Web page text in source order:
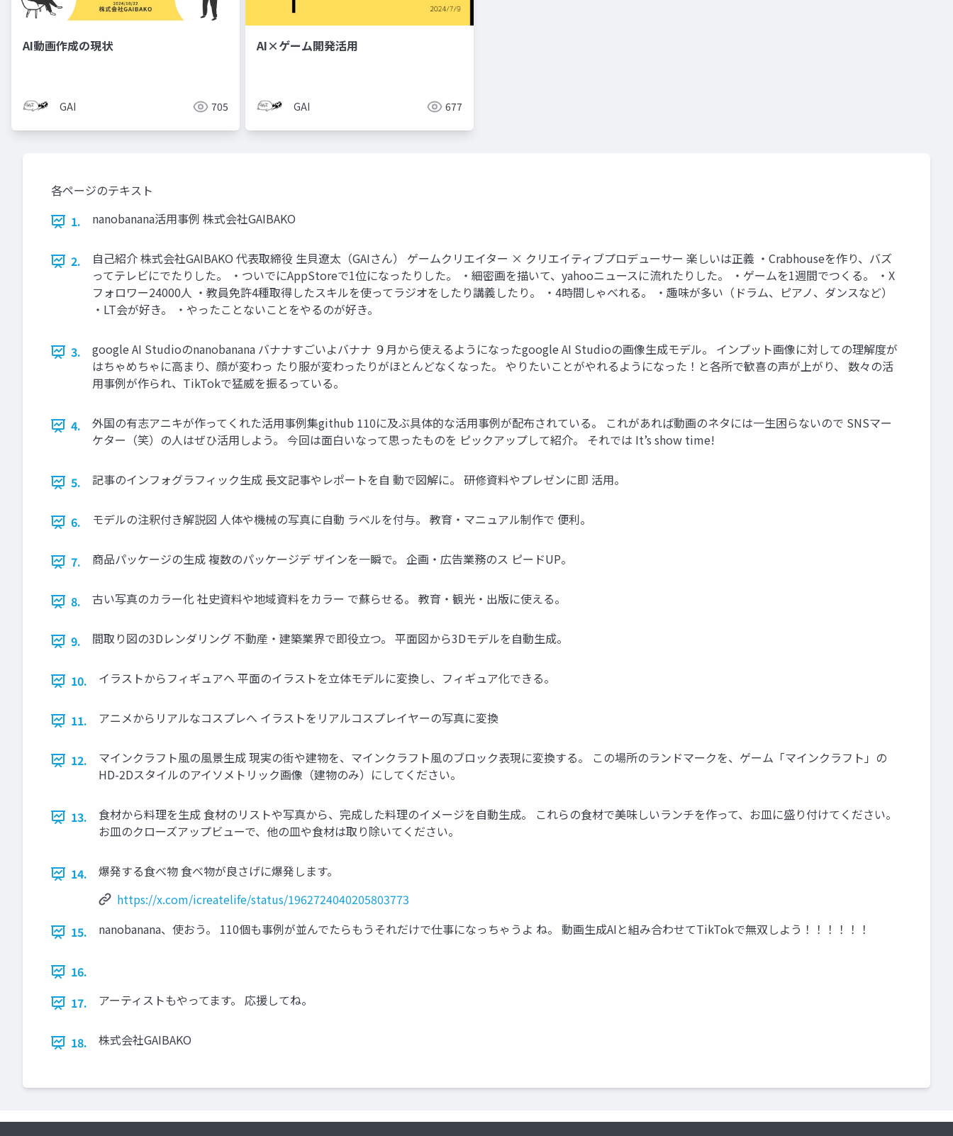
AI動画作成の現状
GAI 705
AI×ゲーム開発活用
GAI 677
各ページのテキスト
1.
nanobanana活用事例 株式会社GAIBAKO
2.
自己紹介 株式会社GAIBAKO 代表取締役 生貝遼太（GAIさん） ゲームクリエイター × クリエイティブプロデューサー 楽しいは正義 ・Crabhouseを作り、バズ
ってテレビにでたりした。 ・ついでにAppStoreで1位になったりした。 ・細密画を描いて、yahooニュースに流れたりした。 ・ゲームを1週間でつくる。 ・X
フォロワー24000人 ・教員免許4種取得したスキルを使ってラジオをしたり講義したり。 ・4時間しゃべれる。 ・趣味が多い（ドラム、ピアノ、ダンスなど）
・LT会が好き。 ・やったことないことをやるのが好き。
3.
google AI Studioのnanobanana バナナすごいよバナナ ９月から使えるようになったgoogle AI Studioの画像生成モデル。 インプット画像に対しての理解度が
はちゃめちゃに高まり、顔が変わっ たり服が変わったりがほとんどなくなった。 やりたいことがやれるようになった！と各所で歓喜の声が上がり、 数々の活
用事例が作られ、TikTokで猛威を振るっている。
4.
外国の有志アニキが作ってくれた活用事例集github 110に及ぶ具体的な活用事例が配布されている。 これがあれば動画のネタには一生困らないので SNSマー
ケター（笑）の人はぜひ活用しよう。 今回は面白いなって思ったものを ピックアップして紹介。 それでは It’s show time!
5. 記事のインフォグラフィック生成 長文記事やレポートを自 動で図解に。 研修資料やプレゼンに即 活用。
6. モデルの注釈付き解説図 人体や機械の写真に自動 ラベルを付与。 教育・マニュアル制作で 便利。
7. 商品パッケージの生成 複数のパッケージデ ザインを一瞬で。 企画・広告業務のス ピードUP。
8. 古い写真のカラー化 社史資料や地域資料をカラー で蘇らせる。 教育・観光・出版に使える。
9. 間取り図の3Dレンダリング 不動産・建築業界で即役立つ。 平面図から3Dモデルを自動生成。
10. イラストからフィギュアへ 平面のイラストを立体モデルに変換し、フィギュア化できる。
11. アニメからリアルなコスプレへ イラストをリアルコスプレイヤーの写真に変換
12.
マインクラフト風の風景生成 現実の街や建物を、マインクラフト風のブロック表現に変換する。 この場所のランドマークを、ゲーム「マインクラフト」の
HD-2Dスタイルのアイソメトリック画像（建物のみ）にしてください。
13.
食材から料理を生成 食材のリストや写真から、完成した料理のイメージを自動生成。 これらの食材で美味しいランチを作って、お皿に盛り付けてください。
お皿のクローズアップビューで、他の皿や食材は取り除いてください。
14.
爆発する食べ物 食べ物が良さげに爆発します。
https://x.com/icreatelife/status/1962724040205803773
15.
nanobanana、使おう。 110個も事例が並んでたらもうそれだけで仕事になっちゃうよ ね。 動画生成AIと組み合わせてTikTokで無双しよう！！！！！！
16.
17.
アーティストもやってます。 応援してね。
18. 株式会社GAIBAKO